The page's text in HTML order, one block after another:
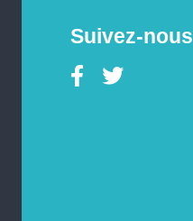
Suivez-nous